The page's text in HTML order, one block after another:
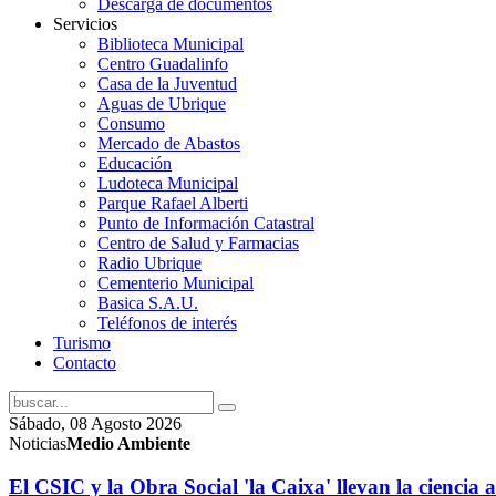
Servicios
Biblioteca Municipal
Centro Guadalinfo
Casa de la Juventud
Aguas de Ubrique
Consumo
Mercado de Abastos
Educación
Ludoteca Municipal
Parque Rafael Alberti
Punto de Información Catastral
Centro de Salud y Farmacias
Radio Ubrique
Cementerio Municipal
Basica S.A.U.
Teléfonos de interés
Turismo
Contacto
Sábado, 08 Agosto 2026
NoticiasMedio Ambiente
El CSIC y la Obra Social 'la Caixa' llevan la ciencia